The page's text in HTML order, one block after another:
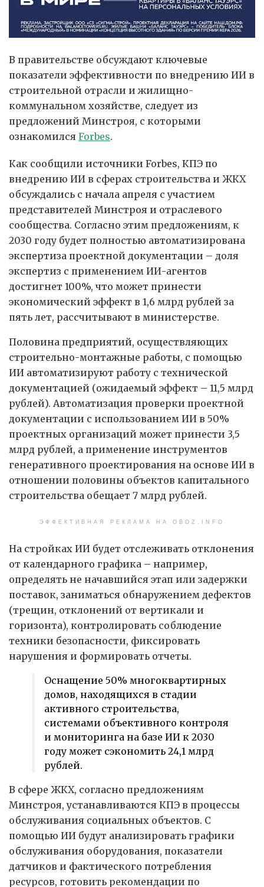
В правительстве обсуждают ключевые
показатели эффективности по внедрению ИИ в
строительной отрасли и жилищно-
коммунальном хозяйстве, следует из
предложений Минстроя, с которыми
ознакомился Forbes.
Как сообщили источники Forbes, КПЭ по
внедрению ИИ в сферах строительства и ЖКХ
обсуждались с начала апреля с участием
представителей Минстроя и отраслевого
сообщества. Согласно этим предложениям, к
2030 году будет полностью автоматизирована
экспертиза проектной документации – доля
экспертиз с применением ИИ-агентов
достигнет 100%, что может принести
экономический эффект в 1,6 млрд рублей за
пять лет, рассчитывают в министерстве.
Половина предприятий, осуществляющих
строительно-монтажные работы, с помощью
ИИ автоматизируют работу с технической
документацией (ожидаемый эффект – 11,5 млрд
рублей). Автоматизация проверки проектной
документации с использованием ИИ в 50%
проектных организаций может принести 3,5
млрд рублей, а применение инструментов
генеративного проектирования на основе ИИ в
отношении половины объектов капитального
строительства обещает 7 млрд рублей.
ЭФФЕКТИВНАЯ РЕКЛАМА НА OBOZ.INFO
На стройках ИИ будет отслеживать отклонения
от календарного графика – например,
определять не начавшийся этап или задержки
поставок, заниматься обнаружением дефектов
(трещин, отклонений от вертикали и
горизонта), контролировать соблюдение
техники безопасности, фиксировать
нарушения и формировать отчеты.
Оснащение 50% многоквартирных
домов, находящихся в стадии
активного строительства,
системами объективного контроля
и мониторинга на базе ИИ к 2030
году может сэкономить 24,1 млрд
рублей.
В сфере ЖКХ, согласно предложениям
Минстроя, устанавливаются КПЭ в процессы
обслуживания социальных объектов. С
помощью ИИ будут анализировать графики
обслуживания оборудования, показатели
датчиков и фактического потребления
ресурсов, готовить рекомендации по